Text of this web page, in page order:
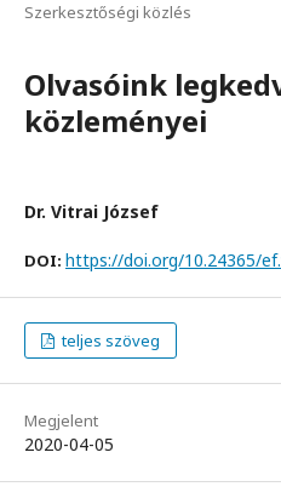
Szerkesztőségi közlés
Olvasóink
közleményei
Dr. Vitrai József
DOI: https://doi.org/10.24365/
teljes szöveg
Megjelent
2020-04-05